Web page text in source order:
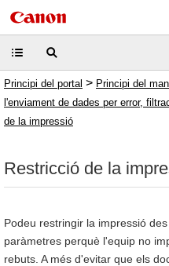
Principi del portal > Principi del
l'enviament de dades per error,
de la impressió
Restricció de la
Podeu restringir la impressió
paràmetres perquè l'equip no
rebuts. A més d'evitar que els